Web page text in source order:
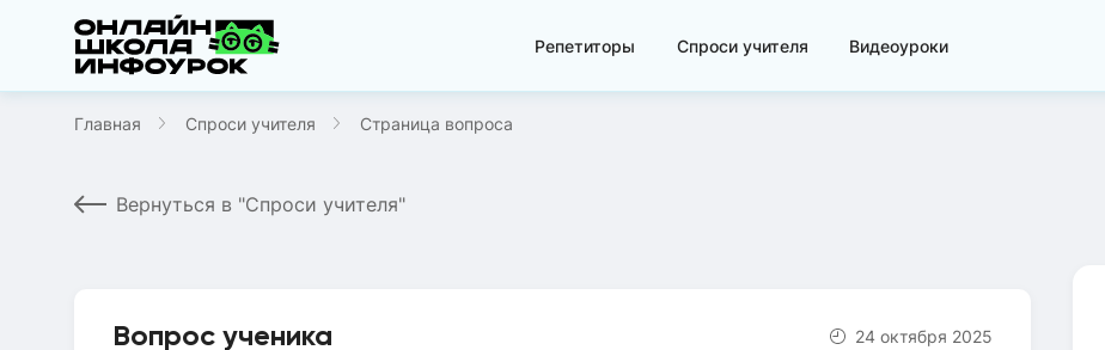
Репетиторы Спроси учителя Видеоуроки
Главная Спроси учителя Страница вопроса
Вернуться в "Спроси учителя"
Вопрос ученика 24 октября 2025